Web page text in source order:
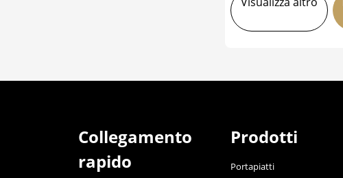
Collegamento
rapido
Prodotti
Portapiatti